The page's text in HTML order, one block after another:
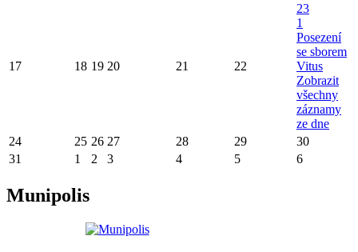
17 18 19 20 21 22
23
1
Posezení
se sborem
Vitus
Zobrazit
všechny
záznamy
ze dne
24
25 26 27 28 29
30
31
1 2 3 4 5 6
Munipolis